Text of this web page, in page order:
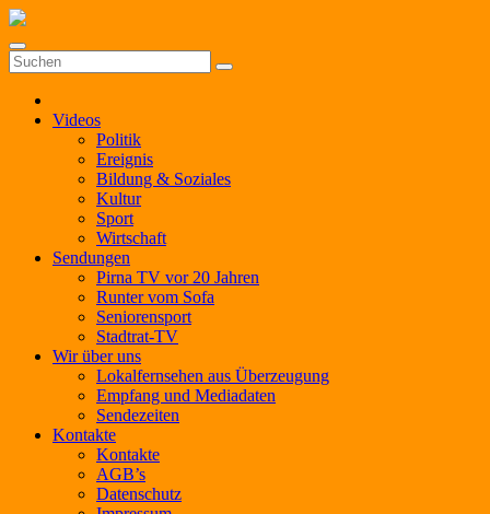
Zum
springen
Videos
Politik
Ereignis
Bildung & Soziales
Kultur
Sport
Wirtschaft
Sendungen
Pirna TV vor 20 Jahren
Runter vom Sofa
Seniorensport
Stadtrat-TV
Wir über uns
Lokalfernsehen aus Überzeugung
Empfang und Mediadaten
Sendezeiten
Kontakte
Kontakte
AGB’s
Datenschutz